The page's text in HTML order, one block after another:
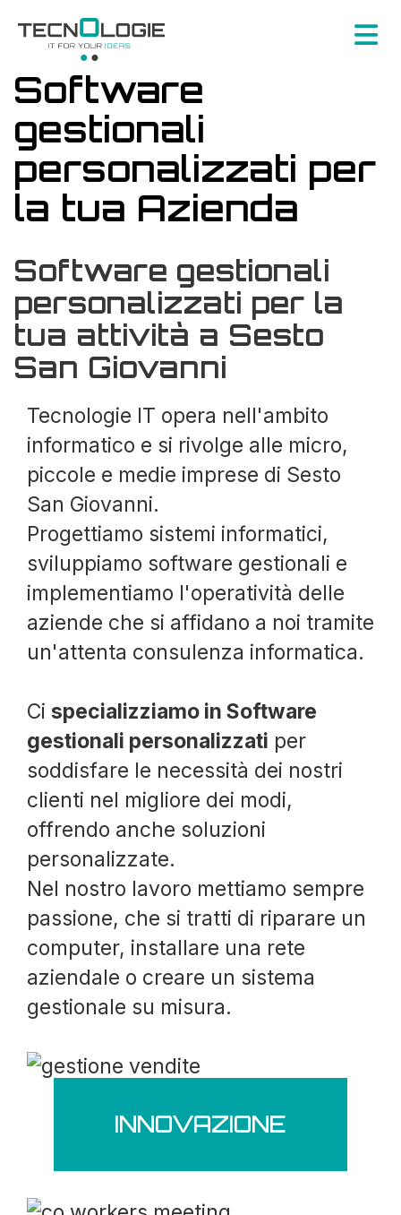
Software
gestionali
personalizzati per
la tua Azienda
Software gestionali
personalizzati per la
tua attività a Sesto
San Giovanni
Tecnologie IT opera nell'ambito
informatico e si rivolge alle micro,
piccole e medie imprese di Sesto
San Giovanni.
Progettiamo sistemi informatici,
sviluppiamo software gestionali e
implementiamo l'operatività delle
aziende che si affidano a noi tramite
un'attenta consulenza informatica.
Ci specializziamo in Software
gestionali personalizzati per
soddisfare le necessità dei nostri
clienti nel migliore dei modi,
offrendo anche soluzioni
personalizzate.
Nel nostro lavoro mettiamo sempre
passione, che si tratti di riparare un
computer, installare una rete
aziendale o creare un sistema
gestionale su misura.
INNOVAZIONE